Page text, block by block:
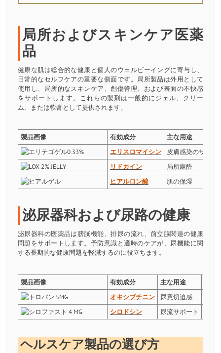
局所およびスキンケア医薬
品
健康な肌は総合的な健康と個人のウェルビーイングに寄与し、
日常的なセルフケアの重要な側面です。局所製品は外用として
使用し、局所的なスキンケア、創傷管理、および表面の不快感
をサポートします。これらの製剤は一般的にジェル、クリー
ム、または軟膏として提供されます。
製品画像 有効成分
主な用途
エリスロマイシン
皮膚感染のサポー
リドカイン
局所麻酔
ヒアルロン酸
肌の保湿
泌尿器科および尿路の健康
泌尿器科の医薬品は膀胱機能、排尿の流れ、前立腺関連の健康
問題をサポートします。予防意識と適時のケアが、尿機能に関
する長期的な健康問題を軽減するのに役立ちます。
製品画像 有効成分 主な用途
オキシブチニン
尿意切迫感
シロドシン
尿流サポート
ヘルスケア製品の選び方